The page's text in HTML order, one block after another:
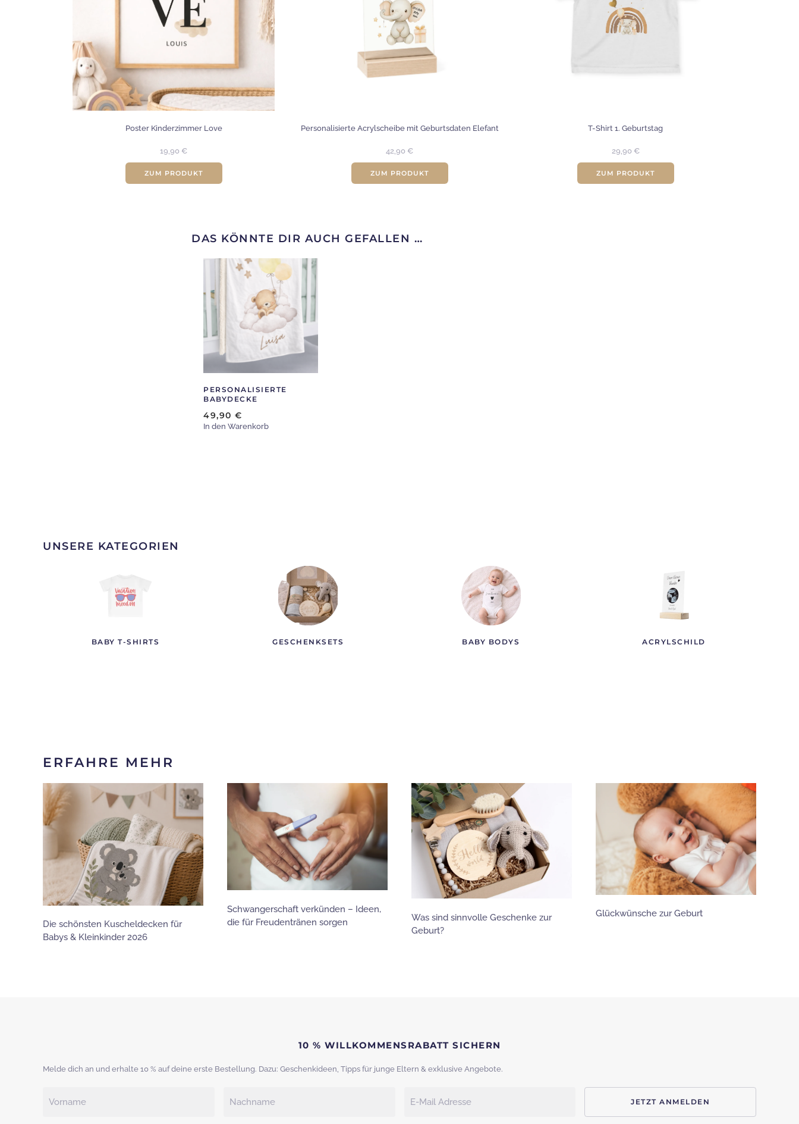
Poster Kinderzimmer Love
19,90 €
ZUM PRODUKT
Personalisierte Acrylscheibe mit Geburtsdaten Elefant
42,90 €
ZUM PRODUKT
T-Shirt 1. Geburtstag
29,90 €
ZUM PRODUKT
DAS KÖNNTE DIR AUCH GEFALLEN …
PERSONALISIERTE
BABYDECKE
49,90 €
In den Warenkorb
weist
mehrere
Varianten
auf.
Optionen
der
gewählt
UNSERE KATEGORIEN
BABY T-SHIRTS GESCHENKSETS BABY BODYS ACRYLSCHILD
ERFAHRE MEHR
Die schönsten Kuscheldecken für
Babys & Kleinkinder 2026
Schwangerschaft verkünden – Ideen,
die für Freudentränen sorgen
Was sind sinnvolle Geschenke zur
Geburt?
Glückwünsche zur Geburt
10 % WILLKOMMENSRABATT SICHERN
Melde dich an und erhalte 10 % auf deine erste Bestellung. Dazu: Geschenkideen, Tipps für junge Eltern & exklusive Angebote.
JETZT ANMELDEN